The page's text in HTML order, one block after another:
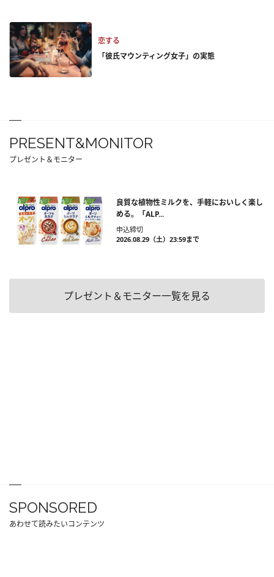
恋する
「彼氏マウンティング女子」の実態
PRESENT&MONITOR
プレゼント＆モニター
良質な植物性ミルクを、手軽においしく楽し
める。「ALP...
申込締切
2026.08.29（土）23:59まで
プレゼント＆モニター一覧を見る
SPONSORED
あわせて読みたいコンテンツ